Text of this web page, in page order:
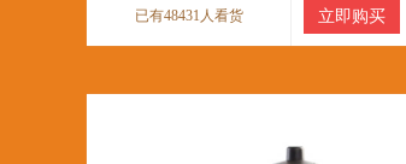
已有48431人看货 立即购买